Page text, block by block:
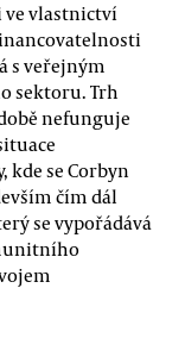
ve vlastnictví
s veřejným
sektoru. Trh
nefunguje
kde se Corbyn
čím dál
se vypořádává